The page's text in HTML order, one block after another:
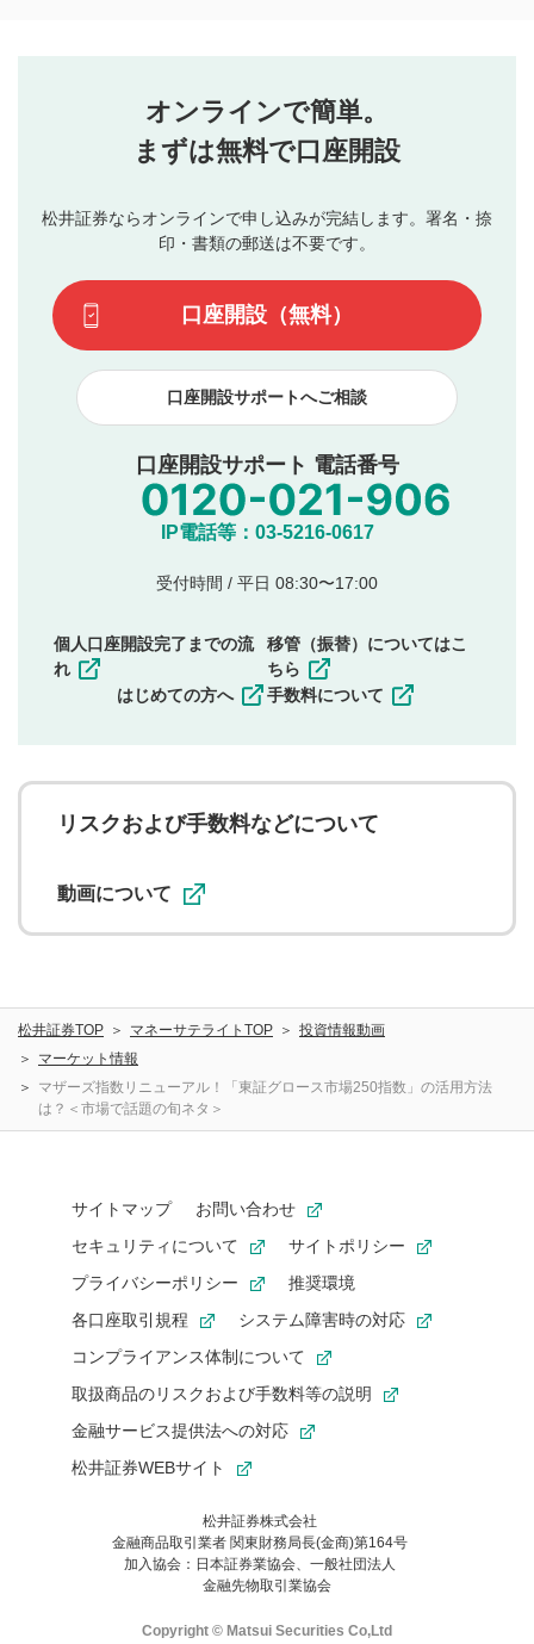
投稿するボタン
星で評価をすると投稿できます。（お名前とコメント
3
動画の評価
です）
行ってください。
当社は、利用者同士、もしくは利用者と第三者間のトラ
ブルによって生じた損害に対して一切の責任を負いませ
評価およびコメントは当社にて審査のうえ、掲載となり
ます。掲載されるまでに日数がかかる場合や掲載されない
てはお答えできません。各動画コンテンツへの掲載をもっ
て結果のご連絡といたします。ご了承ください。
下記の項目に該当すると判断された投稿内容は、掲載を
見合わせる場合がございます。
本動画コンテンツとは無関係の内容の投稿
他者への誹謗中傷や差別的表現投稿
公序良俗に反する内容の投稿
氏名、住所、電話番号など個人を特定できる情報の
他のサイトへの誘導や営利目的、広告・宣伝を目
他者の権利（商標、著作権、その他の知的財産
その他当社が不適切と判断した投稿
一度投稿した評価およびコメントの変更・削除はできま
に関する著作者人格権を行使しないことに同意します。利
用者が投稿したコメントは、当社サービスの広告・宣伝、
ることがあります。
オンラインで簡単。
まずは無料で口座開設
松井証券ならオンラインで申し込みが完結します。署名・捺
印・書類の郵送は不要です。
口座開設（無料）
口座開設サポートへご相談
口座開設サポート 電話番号
IP電話等：03-5216-0617
受付時間 / 平日 08:30〜17:00
個人口座開設完了までの流
れ
はじめての方へ
移管（振替）についてはこ
ちら
手数料について
リスクおよび手数料などについて
動画について
松井証券TOP マネーサテライトTOP
投資情報動画
マーケット情報
マザーズ指数リニューアル！「東証グロース市場250指数」の活用方法
は？＜市場で話題の旬ネタ＞
サイトマップ
お問い合わせ
セキュリティについて
サイトポリシー
プライバシーポリシー
推奨環境
各口座取引規程
システム障害時の対応
コンプライアンス体制について
取扱商品のリスクおよび手数料等の説明
金融サービス提供法への対応
松井証券WEBサイト
松井証券株式会社
金融商品取引業者 関東財務局長(金商)第164号
加入協会：日本証券業協会、一般社団法人
金融先物取引業協会
Copyright © Matsui Securities Co,Ltd
お気に入り機能は松井証券の会員限定の機能です。
お気に入り登録いただくと、後からいつでもお気に入りのコンテ
ンツを一覧でご確認いただけます。
ご利用いただくには口座開設が必要です。